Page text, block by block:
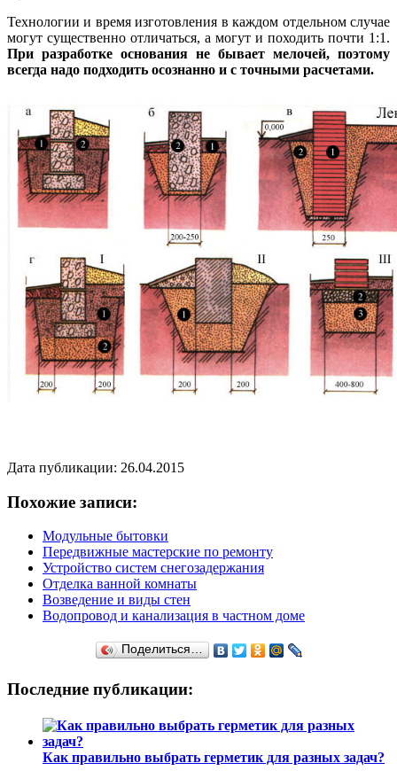
Технологии и время изготовления в каждом отдельном случае
могут существенно отличаться, а могут и походить почти 1:1.
При разработке основания не бывает мелочей, поэтому
всегда надо подходить осознанно и с точными расчетами.
Дата публикации: 26.04.2015
Похожие записи:
Модульные бытовки
Передвижные мастерские по ремонту
Устройство систем снегозадержания
Отделка ванной комнаты
Возведение и виды стен
Водопровод и канализация в частном доме
Поделиться…
Последние публикации:
Как правильно выбрать герметик для разных задач?